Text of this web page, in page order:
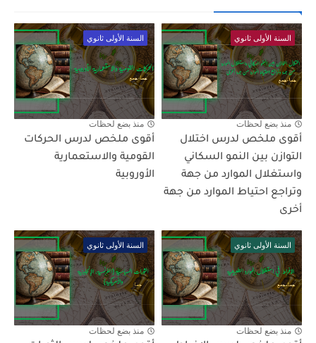
السنة الأولى ثانوي
منذ بضع لحظات
أقوى ملخص لدرس اختلال
التوازن بين النمو السكاني
واستغلال الموارد من جهة
وتراجع احتياط الموارد من جهة
أخرى
السنة الأولى ثانوي
منذ بضع لحظات
أقوى ملخص لدرس الحركات
القومية والاستعمارية
الأوروبية
السنة الأولى ثانوي
منذ بضع لحظات
السنة الأولى ثانوي
منذ بضع لحظات